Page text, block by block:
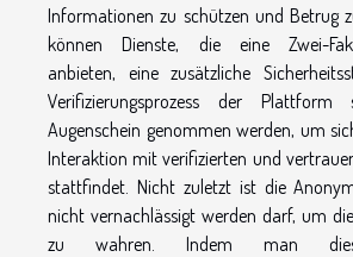
Informationen zu schützen und Betrug
können Dienste, die eine Zwei-
anbieten, eine zusätzliche
Verifizierungsprozess der
Augenschein genommen werden, um
Interaktion mit verifizierten und
stattfindet. Nicht zuletzt ist die
nicht vernachlässigt werden darf, um
zu wahren. Indem man diese